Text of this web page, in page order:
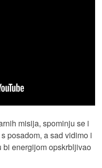
misija, spominju se i
posadom, a sad vidimo i
energijom opskrbljivao